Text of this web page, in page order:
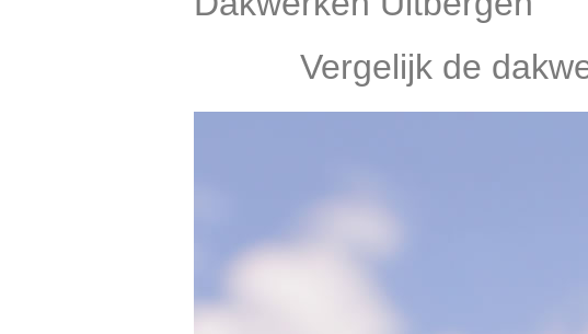
Vergelijk de